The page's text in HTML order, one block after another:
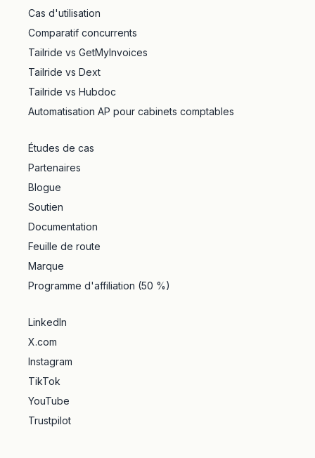
Cas d'utilisation
Comparatif concurrents
Tailride vs GetMyInvoices
Tailride vs Dext
Tailride vs Hubdoc
Automatisation AP pour cabinets comptables
Études de cas
Partenaires
Blogue
Soutien
Documentation
Feuille de route
Marque
Programme d'affiliation (50 %)
LinkedIn
X.com
Instagram
TikTok
YouTube
Trustpilot